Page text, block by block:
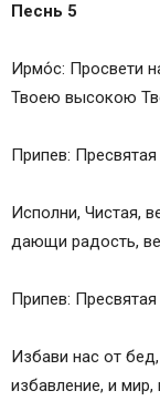
Песнь 5
Ирмо́с: Просвети
Твоею высокою
Припев:
Исполни, Чистая,
дающи радость,
Припев:
Избaви нас от
избавление, и